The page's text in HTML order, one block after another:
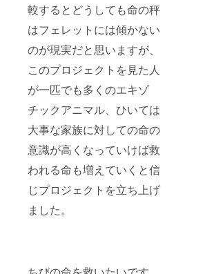
較するとどうしても命の秤
はフェレットには傾かない
のが現実だと思いますが、
このプロジェクトを見た人
が一匹でも多くのエキゾ
チックアニマル、ひいては
大事な家族に対しての命の
意識が高くなっていけば救
われる命も増えていくと信
じプロジェクトを立ち上げ
ました。